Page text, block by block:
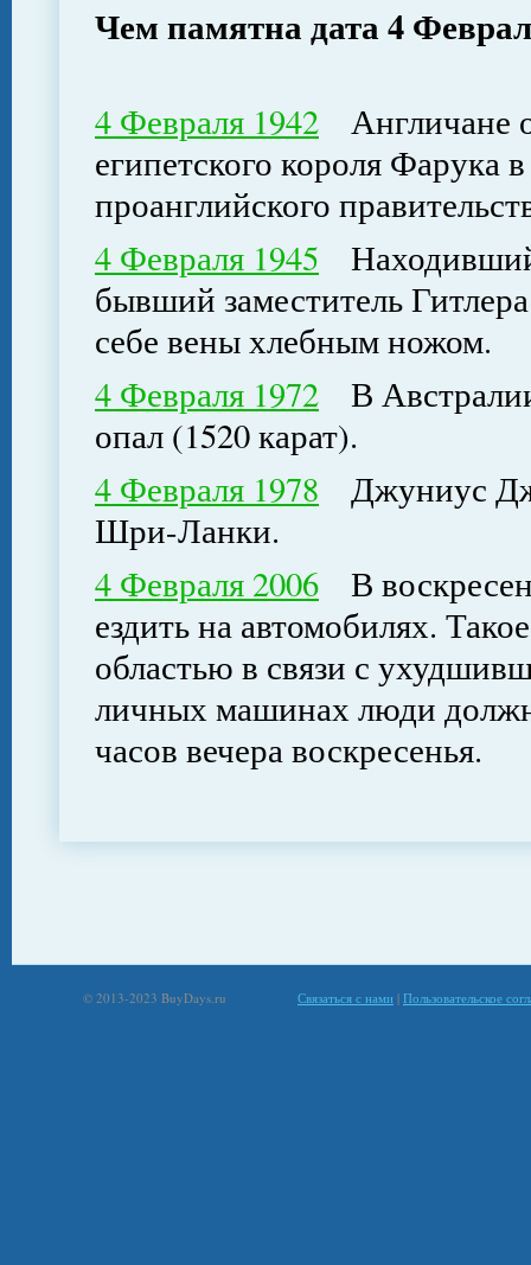
Чем памятна дата 4
4 Февраля 1942 Англичане
египетского короля Фарука
проанглийского
4 Февраля 1945
бывший заместитель
себе вены хлебным ножом.
4 Февраля 1972 В
опал (1520 карат).
4 Февраля 1978 Джуниус
Шри-Ланки.
4 Февраля 2006 В
ездить на автомобилях.
областью в связи с
личных машинах люди
часов вечера воскресенья.
© 2013-2023 BuyDays.ru Связаться с нами | Пользовательское